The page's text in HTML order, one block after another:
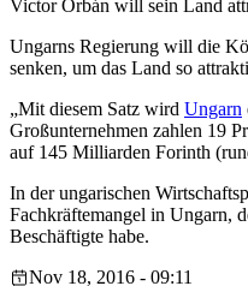
Victor Orbán will sein Land
Ungarns Regierung will die
senken, um das Land so
„Mit diesem Satz wird Ungarn
Großunternehmen zahlen 19
auf 145 Milliarden Forinth
In der ungarischen
Fachkräftemangel in Ungarn,
Beschäftigte habe.
Nov 18, 2016 - 09:11